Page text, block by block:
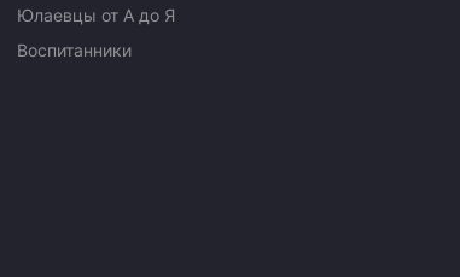
Юлаевцы от А до Я
Воспитанники